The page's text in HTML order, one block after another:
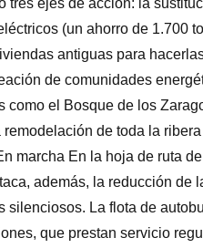
tres ejes de acción: la
(un ahorro de 1.700
antiguas para
de comunidades
como el Bosque de los
de toda la
marcha En la hoja de ruta
además, la reducción de
silenciosos. La flota de
que prestan servicio